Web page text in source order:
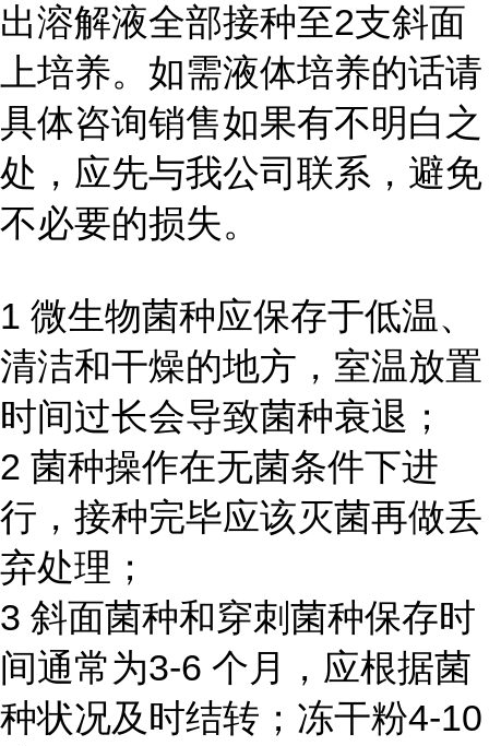
出溶解液全部接种至2支斜面
上培养。如需液体培养的话请
具体咨询销售如果有不明白之
处，应先与我公司联系，避免
不必要的损失。
1 微生物菌种应保存于低温、
清洁和干燥的地方，室温放置
时间过长会导致菌种衰退；
2 菌种操作在无菌条件下进
行，接种完毕应该灭菌再做丢
弃处理；
3 斜面菌种和穿刺菌种保存时
间通常为3-6 个月，应根据菌
种状况及时结转；冻干粉4-10